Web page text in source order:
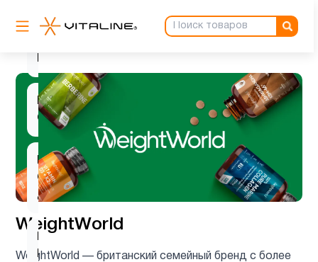
WeightWorld
WeightWorld — британский семейный бренд с более
Витамин
C
Витамин
C для
детей
D для
2